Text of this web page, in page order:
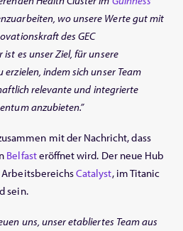
wo unsere Werte gut mit
des GEC
es unser Ziel, für unsere
indem sich unser Team
relevante und integrierte
anzubieten.”
mit der Nachricht, dass
Belfasteröffnet wird. Der neue Hub
ArbeitsbereichsCatalyst, im Titanic
sein.
uns, unser etabliertes Team aus